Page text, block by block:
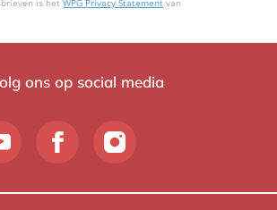
is hetWPG Privacy Statement van
ons op social media